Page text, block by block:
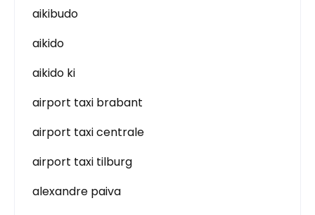
aikibudo
aikido
aikido ki
airport taxi brabant
airport taxi centrale
airport taxi tilburg
alexandre paiva